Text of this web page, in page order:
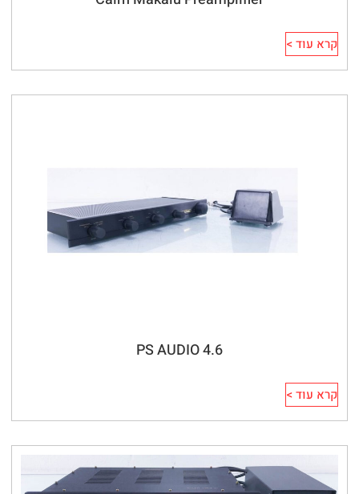
קרא עוד >
PS AUDIO 4.6
קרא עוד >